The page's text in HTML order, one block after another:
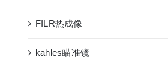
FILR热成像
kahles瞄准镜